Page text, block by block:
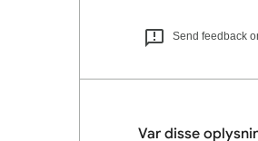
Send feedback
Var disse